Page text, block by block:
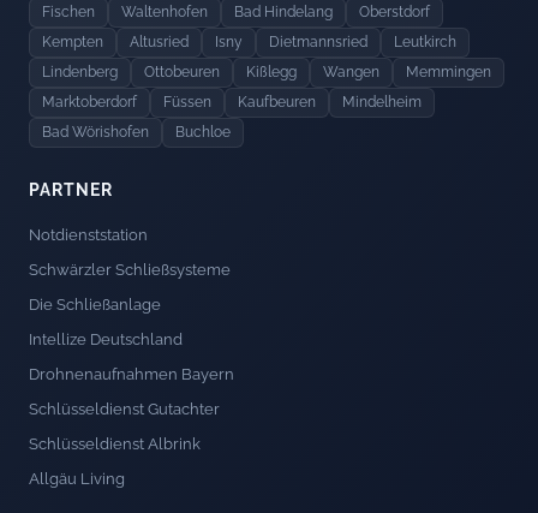
Fischen
Waltenhofen Bad Hindelang
Oberstdorf
Kempten
Altusried Isny Dietmannsried
Leutkirch
Lindenberg
Ottobeuren Kißlegg Wangen
Memmingen
Marktoberdorf
Füssen Kaufbeuren
Mindelheim
Bad Wörishofen
Buchloe
PARTNER
Notdienststation
Schwärzler Schließsysteme
Die Schließanlage
Intellize Deutschland
Drohnenaufnahmen Bayern
Schlüsseldienst Gutachter
Schlüsseldienst Albrink
Allgäu Living